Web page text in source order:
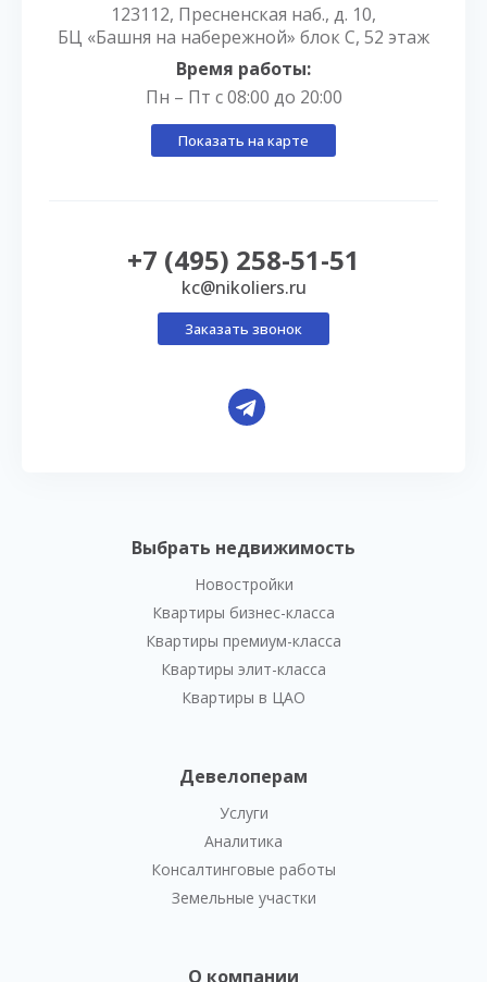
Выбрать недвижимость
Новостройки
Квартиры бизнес-класса
Квартиры премиум-класса
Квартиры элит-класса
Квартиры в ЦАО
Девелоперам
Услуги
Аналитика
Консалтинговые работы
Земельные участки
О компании
123112, Пресненская наб., д. 10,
БЦ «Башня на набережной» блок С, 52 этаж
Время работы:
Пн – Пт с 08:00 до 20:00
Показать на карте
+7 (495) 258-51-51
kc@nikoliers.ru
Заказать звонок